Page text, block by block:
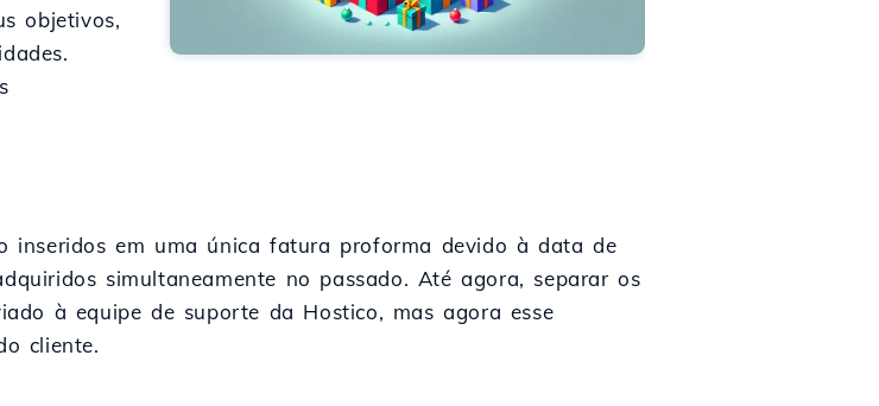
objetivos,
inseridos em uma única fatura proforma devido à data de
simultaneamente no passado. Até agora, separar os
à equipe de suporte da Hostico, mas agora esse
cliente.